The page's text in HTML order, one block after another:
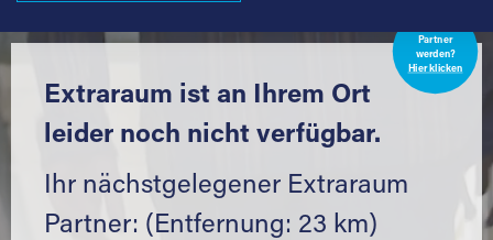
Partner
werden?
Hier klicken
Extraraum ist an Ihrem Ort
leider noch nicht verfügbar.
Ihr nächstgelegener Extraraum
Partner: (Entfernung: 23 km)